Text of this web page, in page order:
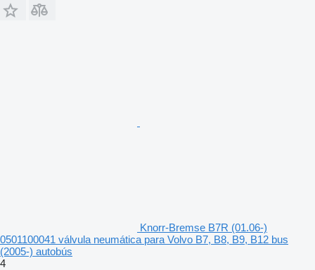
Knorr-Bremse B7R (01.06-)
0501100041 válvula neumática para Volvo B7, B8, B9, B12 bus
(2005-) autobús
4